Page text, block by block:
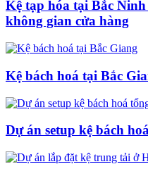
Kệ tạp hóa tại Bắc
không gian cửa hàng
Kệ bách hoá tại Bắc
Dự án setup kệ bách